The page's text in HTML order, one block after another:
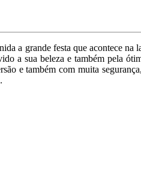
a grande festa que acontece
a sua beleza e também pela
e também com muita